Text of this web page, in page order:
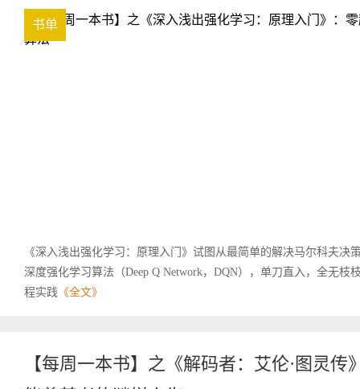
书单
《深入浅出强化学习：原理入门》试图从最简单的解决马尔科夫决
深度强化学习算法（Deep Q Network，DQN），单刀直入，全无
程实践 《全文》
【每周一本书】之《解码者：艾伦·图灵